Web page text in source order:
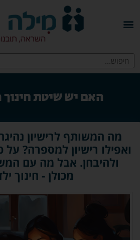
האם יש שיטת
מה המשותף לרישיון
ואפילו רישיון למספרה? על
ולהיבחן. אבל מה עם
מכולן - חינוך